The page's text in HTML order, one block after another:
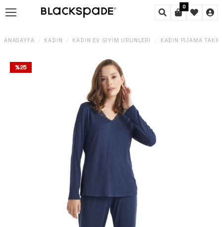
0
ANASAYFA / KADIN / KADIN EV GIYIM ÜRÜNLERI / KADIN PIJAMA
%25